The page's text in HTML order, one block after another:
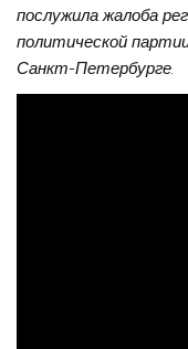
послужила жалоба
политической
Санкт-Петербурге.